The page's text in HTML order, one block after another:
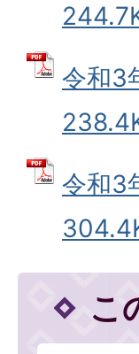
令和3
令和3
こ